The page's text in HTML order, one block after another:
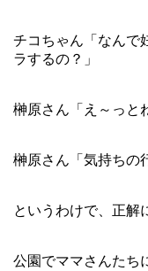
チコちゃん「なんで
ラするの？」
榊原さん「え～っと
榊原さん「気持ちの
というわけで、正解
公園でママさんたち